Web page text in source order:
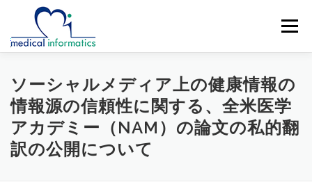
メニュー
概要 新着情報 構成員 研究紹介
研究業績 公開リソース アクセス
ソーシャルメディア上の健康情報の
情報源の信頼性に関する、全米医学
アカデミー（NAM）の論文の私的翻
訳の公開について